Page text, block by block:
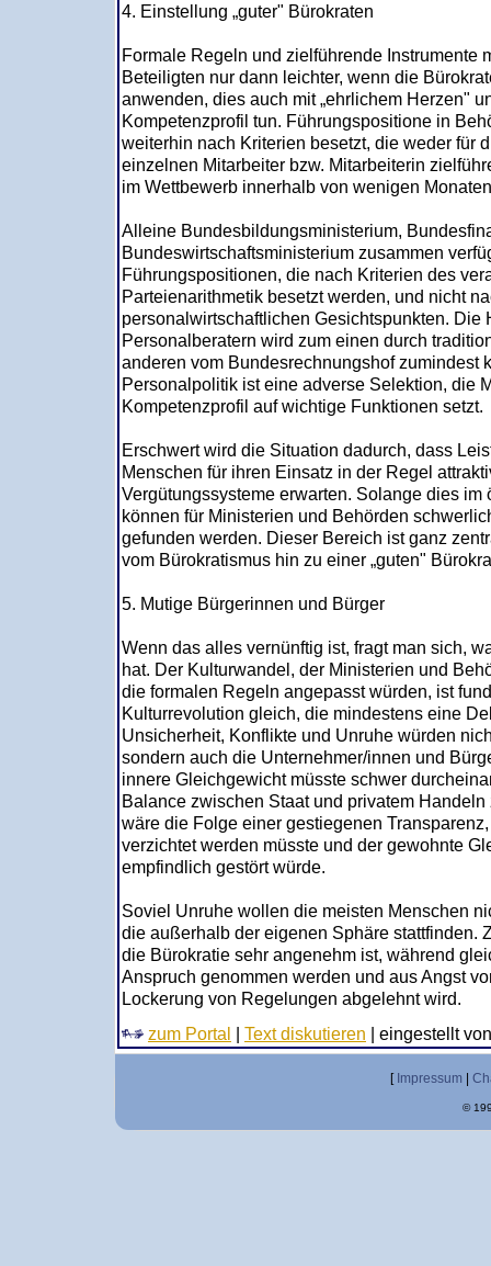
4. Einstellung „guter" Bürokraten
Formale Regeln und zielführende Instrumente
Beteiligten nur dann leichter, wenn die
anwenden, dies auch mit „ehrlichem Herzen"
Kompetenzprofil tun. Führungspositione in
weiterhin nach Kriterien besetzt, die weder für
einzelnen Mitarbeiter bzw. Mitarbeiterin
im Wettbewerb innerhalb von wenigen
Alleine Bundesbildungsministerium,
Bundeswirtschaftsministerium zusammen
Führungspositionen, die nach Kriterien des
Parteienarithmetik besetzt werden, und nicht
personalwirtschaftlichen Gesichtspunkten.
Personalberatern wird zum einen durch
anderen vom Bundesrechnungshof zumindest
Personalpolitik ist eine adverse Selektion, die
Kompetenzprofil auf wichtige Funktionen setzt.
Erschwert wird die Situation dadurch, dass
Menschen für ihren Einsatz in der Regel
Vergütungssysteme erwarten. Solange dies
können für Ministerien und Behörden
gefunden werden. Dieser Bereich ist ganz
vom Bürokratismus hin zu einer „guten"
5. Mutige Bürgerinnen und Bürger
Wenn das alles vernünftig ist, fragt man sich,
hat. Der Kulturwandel, der Ministerien und
die formalen Regeln angepasst würden, ist
Kulturrevolution gleich, die mindestens eine
Unsicherheit, Konflikte und Unruhe würden
sondern auch die Unternehmer/innen und
innere Gleichgewicht müsste schwer
Balance zwischen Staat und privatem
wäre die Folge einer gestiegenen
verzichtet werden müsste und der gewohnte
empfindlich gestört würde.
Soviel Unruhe wollen die meisten Menschen
die außerhalb der eigenen Sphäre stattfinden.
die Bürokratie sehr angenehm ist, während
Anspruch genommen werden und aus Angst
Lockerung von Regelungen abgelehnt wird.
zum Portal | Text diskutieren | eingestellt
[ Impressum
©